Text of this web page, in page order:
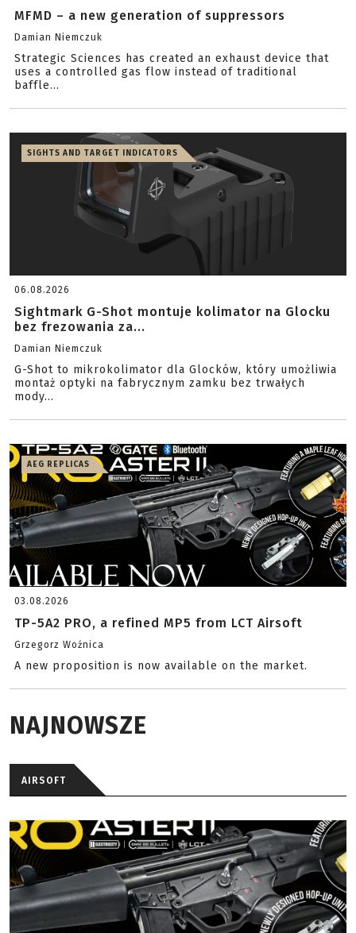
MFMD – a new generation of suppressors
Damian Niemczuk
Strategic Sciences has created an exhaust device that
uses a controlled gas flow instead of traditional
baffle...
SIGHTS AND TARGET INDICATORS
06.08.2026
Sightmark G-Shot montuje kolimator na Glocku
bez frezowania za...
Damian Niemczuk
G-Shot to mikrokolimator dla Glocków, który umożliwia
montaż optyki na fabrycznym zamku bez trwałych
mody...
AEG REPLICAS
03.08.2026
TP-5A2 PRO, a refined MP5 from LCT Airsoft
Grzegorz Woźnica
A new proposition is now available on the market.
NAJNOWSZE
AIRSOFT